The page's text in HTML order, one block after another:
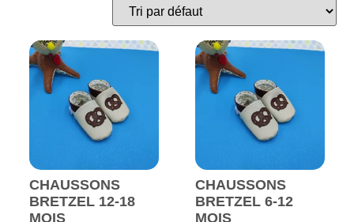
CHAUSSONS
BRETZEL 12-18
MOIS
CHAUSSONS
BRETZEL 6-12
MOIS